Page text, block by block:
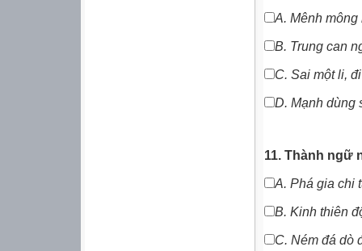
A. Mênh mông
B. Trung can
C. Sai một li,
D. Mạnh dùng
11. Thành ngữ
A. Phá gia chi
B. Kinh thiên
C. Ném đá dò